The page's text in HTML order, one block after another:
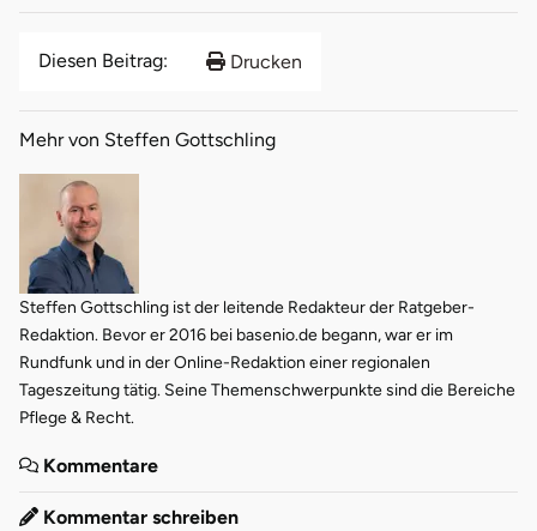
Diesen Beitrag: Drucken
Mehr von Steffen Gottschling
Steffen Gottschling ist der leitende Redakteur der Ratgeber-
Redaktion. Bevor er 2016 bei basenio.de begann, war er im
Rundfunk und in der Online-Redaktion einer regionalen
Tageszeitung tätig. Seine Themenschwerpunkte sind die Bereiche
Pflege & Recht.
Kommentare
Kommentar schreiben